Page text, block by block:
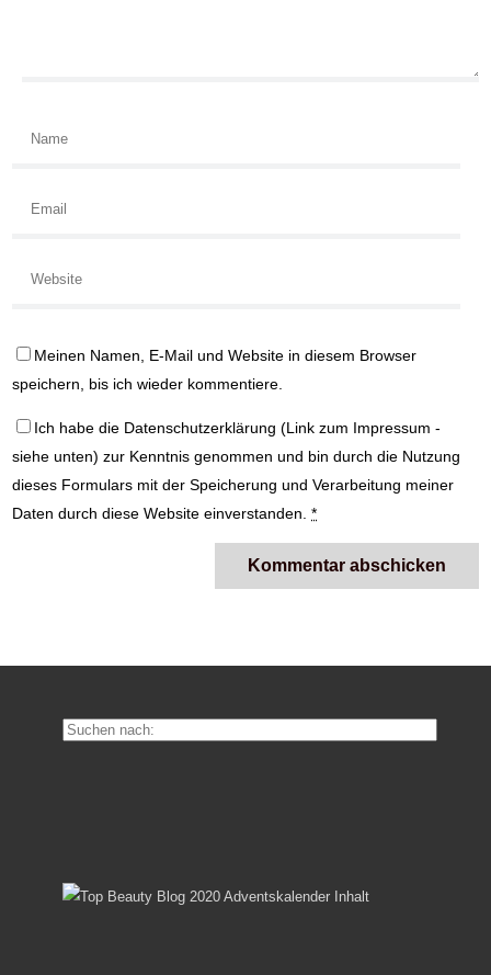
Meinen Namen, E-Mail und Website in diesem Browser
speichern, bis ich wieder kommentiere.
Ich habe die Datenschutzerklärung (Link zum Impressum -
siehe unten) zur Kenntnis genommen und bin durch die Nutzung
dieses Formulars mit der Speicherung und Verarbeitung meiner
Daten durch diese Website einverstanden.*